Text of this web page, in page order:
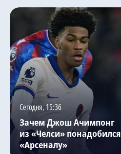
Сегодня, 15:36
Зачем Джош Ачимпонг
из «Челси» понадобился
«Арсеналу»